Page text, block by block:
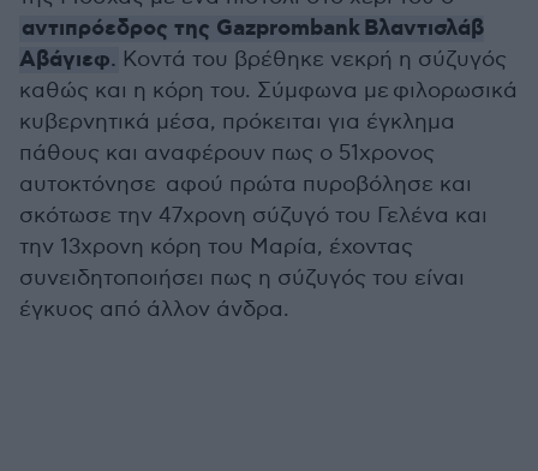
αντιπρόεδρος της Gazprombank Βλαντισλάβ
Αβάγιεφ. Κοντά του βρέθηκε νεκρή η σύζυγός
καθώς και η κόρη του. Σύμφωνα με φιλορωσικά
κυβερνητικά μέσα, πρόκειται για έγκλημα
πάθους και αναφέρουν πως ο 51χρονος
αυτοκτόνησε αφού πρώτα πυροβόλησε και
σκότωσε την 47χρονη σύζυγό του Γελένα και
την 13χρονη κόρη του Μαρία, έχοντας
συνειδητοποιήσει πως η σύζυγός του είναι
έγκυος από άλλον άνδρα.